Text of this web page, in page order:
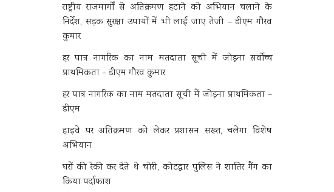
राष्ट्रीय राजमार्गों से अतिक्रमण हटाने को अभियान चलाने के
निर्देश, सड़क सुरक्षा उपायों में भी लाई जाए तेजी – डीएम गौरव
कुमार
हर पात्र नागरिक का नाम मतदाता सूची में जोड़ना सर्वोच्च
प्राथमिकता – डीएम गौरव कुमार
हर पात्र नागरिक का नाम मतदाता सूची में जोड़ना प्राथमिकता –
डीएम
हाइवे पर अतिक्रमण को लेकर प्रशासन सख्त, चलेगा विशेष
अभियान
घरों की रेकी कर देते थे चोरी, कोटद्वार पुलिस ने शातिर गैंग का
किया पर्दाफाश